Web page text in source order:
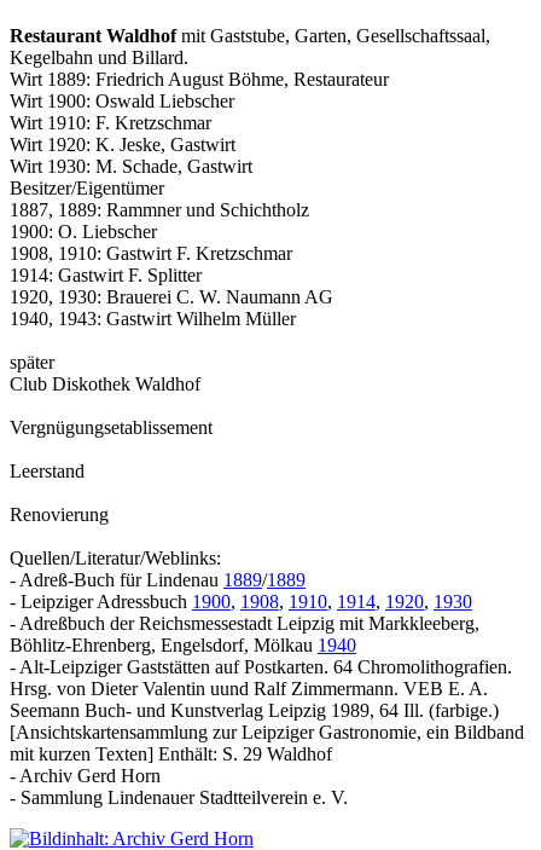
Restaurant Waldhofmit Gaststube, Garten, Gesellschaftssaal,
Kegelbahn und Billard.
Wirt 1889: Friedrich August Böhme, Restaurateur
Wirt 1900: Oswald Liebscher
Wirt 1910: F. Kretzschmar
Wirt 1920: K. Jeske, Gastwirt
Wirt 1930: M. Schade, Gastwirt
Besitzer/Eigentümer
1887, 1889: Rammner und Schichtholz
1900: O. Liebscher
1908, 1910: Gastwirt F. Kretzschmar
1914: Gastwirt F. Splitter
1920, 1930: Brauerei C. W. Naumann AG
1940, 1943: Gastwirt Wilhelm Müller
später
Club Diskothek Waldhof
Vergnügungsetablissement
Leerstand
Renovierung
Quellen/Literatur/Weblinks:
- Adreß-Buch für Lindenau 1889/1889
- Leipziger Adressbuch 1900, 1908, 1910, 1914, 1920, 1930
- Adreßbuch der Reichsmessestadt Leipzig mit Markkleeberg,
Böhlitz-Ehrenberg, Engelsdorf, Mölkau 1940
- Alt-Leipziger Gaststätten auf Postkarten. 64 Chromolithografien.
Hrsg. von Dieter Valentin uund Ralf Zimmermann. VEB E. A.
Seemann Buch- und Kunstverlag Leipzig 1989, 64 Ill. (farbige.)
[Ansichtskartensammlung zur Leipziger Gastronomie, ein Bildband
mit kurzen Texten] Enthält: S. 29 Waldhof
- Archiv Gerd Horn
- Sammlung Lindenauer Stadtteilverein e. V.